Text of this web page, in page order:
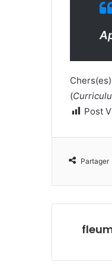
(
Post
Partager